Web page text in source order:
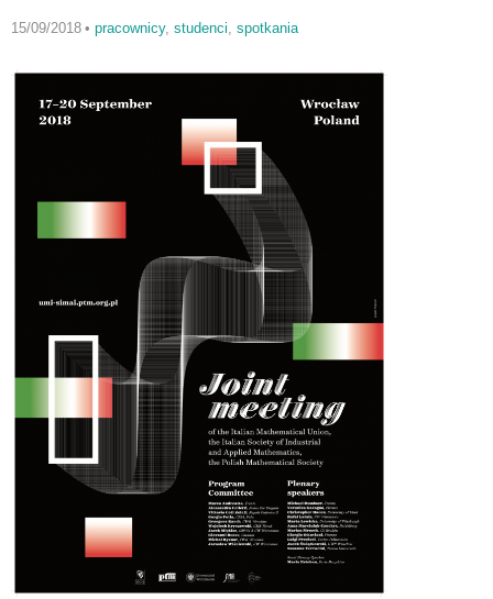
15/09/2018 • pracownicy, studenci, spotkania